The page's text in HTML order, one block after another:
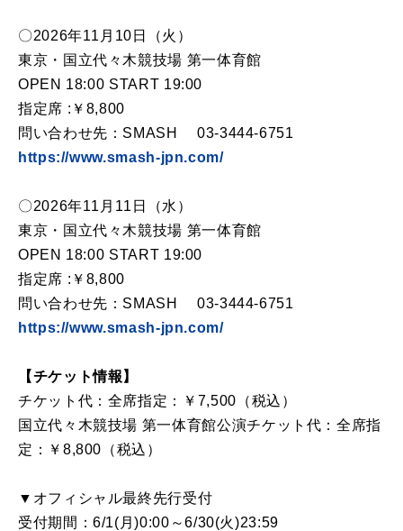
〇2026年11月10日（火）
東京・国立代々木競技場 第一体育館
OPEN 18:00 START 19:00
指定席 :￥8,800
問い合わせ先：SMASH 03-3444-6751
https://www.smash-jpn.com/
〇2026年11月11日（水）
東京・国立代々木競技場 第一体育館
OPEN 18:00 START 19:00
指定席 :￥8,800
問い合わせ先：SMASH 03-3444-6751
https://www.smash-jpn.com/
【チケット情報】
チケット代：全席指定：￥7,500（税込）
国立代々木競技場 第一体育館公演チケット代：全席指
定：￥8,800（税込）
▼オフィシャル最終先行受付
受付期間：6/1(月)0:00～6/30(火)23:59